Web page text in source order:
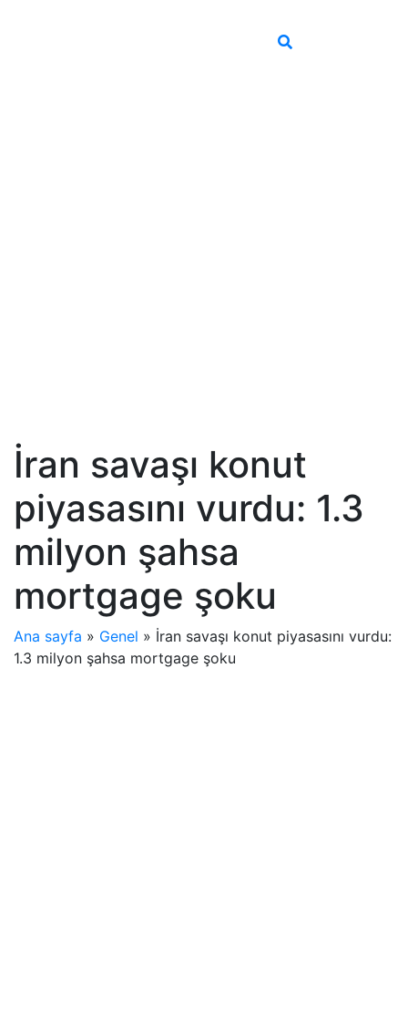
İran savaşı konut
piyasasını vurdu: 1.3
milyon şahsa
mortgage şoku
Ana sayfa » Genel » İran savaşı konut piyasasını vurdu:
1.3 milyon şahsa mortgage şoku